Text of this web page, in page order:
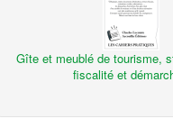
Gîte et meublé de tourisme,
fiscalité et